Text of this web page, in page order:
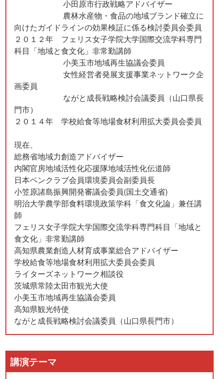
小田原市行政戦略アドバイザー
農林水産物・食品の地域ブランド確立に
向けたガイドラインの効果検証に係る検討委員会委員
２０１２年 フェリス女子学院大学国際交流学科専門
科目「地域と食文化」非常勤講師
小美玉市地域再生協議会委員
女性経営者発展支援事業ネットワーク企
画委員
ながと成長戦略検討会議委員（山口県長
門市）
２０１４年 学校給食等地場食材利用拡大委員会委員
現在、
総務省地域力創造アドバイザー
内閣官房地域活性化応援隊地域活性化伝道師
日本ペンクラブ会員環境委員会副委員長
小笠原諸島振興開発審議会委員(国土交通省)
明治大学農学部食料環境政策学科「食文化論」兼任講
師
フェリス女子学院大学国際交流学科専門科目「地域と
食文化」非常勤講師
高知県農業創造人材育成事業総合アドバイザー
学校給食等地場食材利用拡大委員会委員
ライターズネットワーク相談役
茨城県常陸太田市観光大使
小美玉市地域再生協議会委員
高知県観光特使
ながと成長戦略検討会議委員（山口県長門市）
講演テーマ